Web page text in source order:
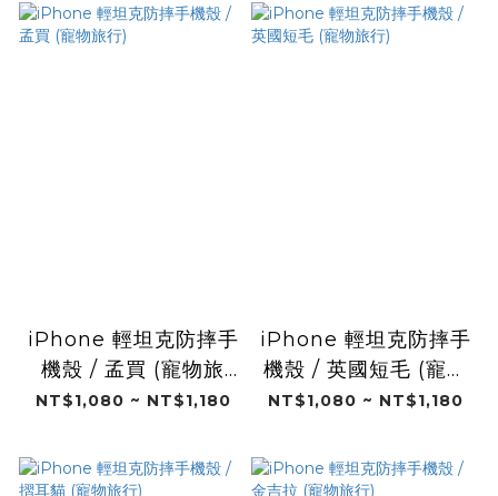
iPhone 輕坦克防摔手
機殼 / 孟買 (寵物旅
行)
NT$1,080 ~ NT$1,180
iPhone 輕坦克防摔手
機殼 / 英國短毛 (寵物
旅行)
NT$1,080 ~ NT$1,180